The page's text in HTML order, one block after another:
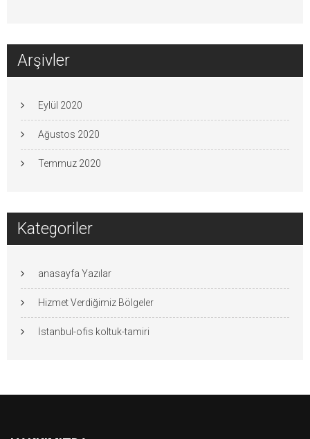
Arşivler
Eylül 2020
Ağustos 2020
Temmuz 2020
Kategoriler
anasayfa Yazılar
Hizmet Verdiğimiz Bölgeler
İstanbul-ofis koltuk-tamiri